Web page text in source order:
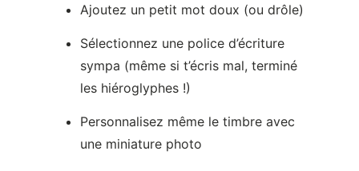
Ajoutez un petit mot doux (ou drôle)
Sélectionnez une police d’écriture
sympa (même si t’écris mal, terminé
les hiéroglyphes !)
Personnalisez même le timbre avec
une miniature photo